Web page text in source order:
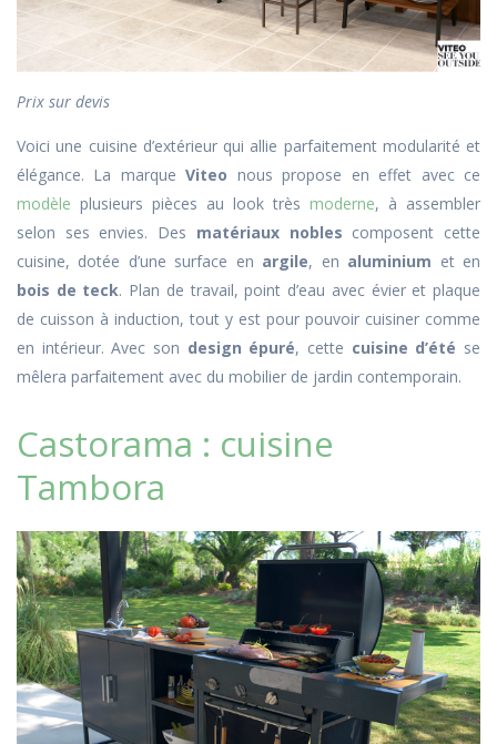
Prix sur devis
Voici une cuisine d’extérieur qui allie parfaitement modularité et
élégance. La marqueViteo nous propose en effet avec ce
modèle plusieurs pièces au look très moderne, à assembler
selon ses envies. Des matériaux nobles composent cette
cuisine, dotée d’une surface en argile, en aluminium et en
bois de teck. Plan de travail, point d’eau avec évier et plaque
de cuisson à induction, tout y est pour pouvoir cuisiner comme
en intérieur. Avec son design épuré, cette cuisine d’été se
mêlera parfaitement avec du mobilier de jardin contemporain.
Castorama : cuisine
Tambora